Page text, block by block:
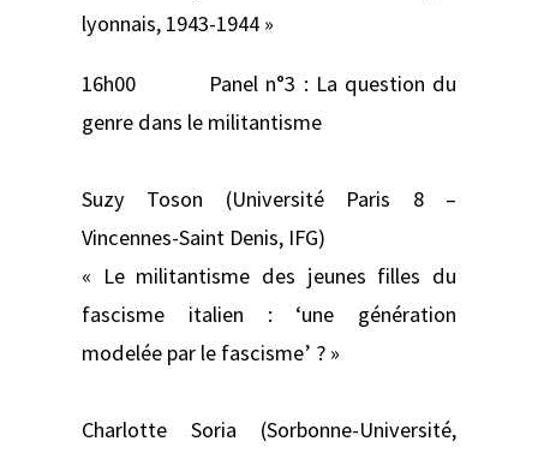
lyonnais, 1943-1944 »
16h00 Panel n°3 : La question du
genre dans le militantisme
Suzy Toson (Université Paris 8 –
Vincennes-Saint Denis, IFG)
« Le militantisme des jeunes filles du
fascisme italien : ‘une génération
modelée par le fascisme’ ? »
Charlotte Soria (Sorbonne-Université,